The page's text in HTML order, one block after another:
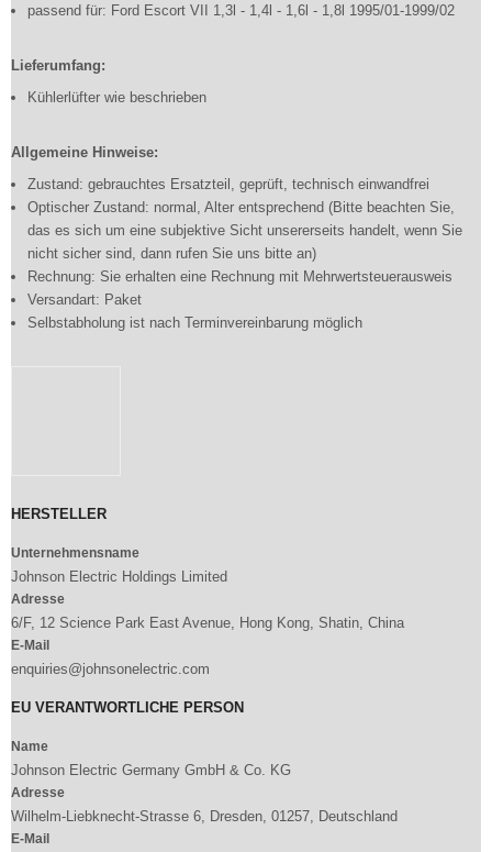
passend für: Ford Escort VII 1,3l - 1,4l - 1,6l - 1,8l 1995/01-1999/02
Lieferumfang:
Kühlerlüfter wie beschrieben
Allgemeine Hinweise:
Zustand: gebrauchtes Ersatzteil, geprüft, technisch einwandfrei
Optischer Zustand: normal, Alter entsprechend (Bitte beachten Sie,
das es sich um eine subjektive Sicht unsererseits handelt, wenn Sie
nicht sicher sind, dann rufen Sie uns bitte an)
Rechnung: Sie erhalten eine Rechnung mit Mehrwertsteuerausweis
Versandart: Paket
Selbstabholung ist nach Terminvereinbarung möglich
HERSTELLER
Unternehmensname
Johnson Electric Holdings Limited
Adresse
6/F, 12 Science Park East Avenue, Hong Kong, Shatin, China
E-Mail
enquiries@johnsonelectric.com
EU VERANTWORTLICHE PERSON
Name
Johnson Electric Germany GmbH & Co. KG
Adresse
Wilhelm-Liebknecht-Strasse 6, Dresden, 01257, Deutschland
E-Mail